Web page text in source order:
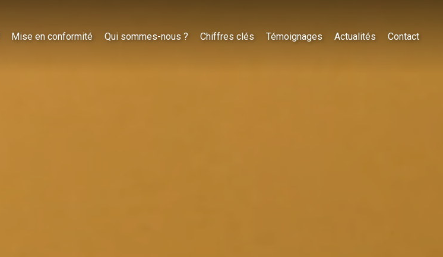
Mise en conformité Qui sommes-nous ? Chiffres clés Témoignages Actualités Contact